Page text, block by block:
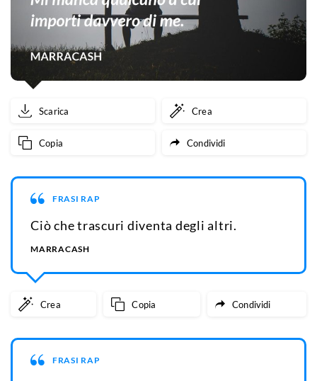
Scarica Crea
Copia Condividi
FRASI RAP
Ciò che trascuri diventa degli altri.
MARRACASH
Crea Copia Condividi
FRASI RAP